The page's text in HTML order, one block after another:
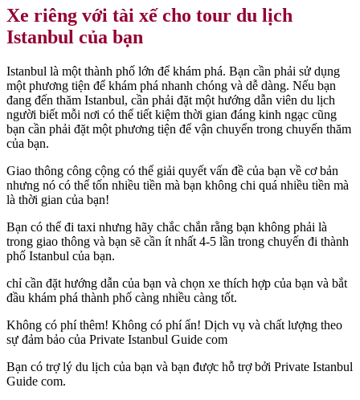
Xe riêng với tài xế cho tour du lịch
Istanbul của bạn
Istanbul là một thành phố lớn để khám phá. Bạn cần phải sử dụng
một phương tiện để khám phá nhanh chóng và dễ dàng. Nếu bạn
đang đến thăm Istanbul, cần phải đặt một hướng dẫn viên du lịch
người biết mỗi nơi có thể tiết kiệm thời gian đáng kinh ngạc cũng
bạn cần phải đặt một phương tiện để vận chuyển trong chuyến thăm
của bạn.
Giao thông công cộng có thể giải quyết vấn đề của bạn về cơ bản
nhưng nó có thể tốn nhiều tiền mà bạn không chi quá nhiều tiền mà
là thời gian của bạn!
Bạn có thể đi taxi nhưng hãy chắc chắn rằng bạn không phải là
trong giao thông và bạn sẽ cần ít nhất 4-5 lần trong chuyến đi thành
phố Istanbul của bạn.
chỉ cần đặt hướng dẫn của bạn và chọn xe thích hợp của bạn và bắt
đầu khám phá thành phố càng nhiều càng tốt.
Không có phí thêm! Không có phí ẩn! Dịch vụ và chất lượng theo
sự đảm bảo của Private Istanbul Guide com
Bạn có trợ lý du lịch của bạn và bạn được hỗ trợ bởi Private Istanbul
Guide com.